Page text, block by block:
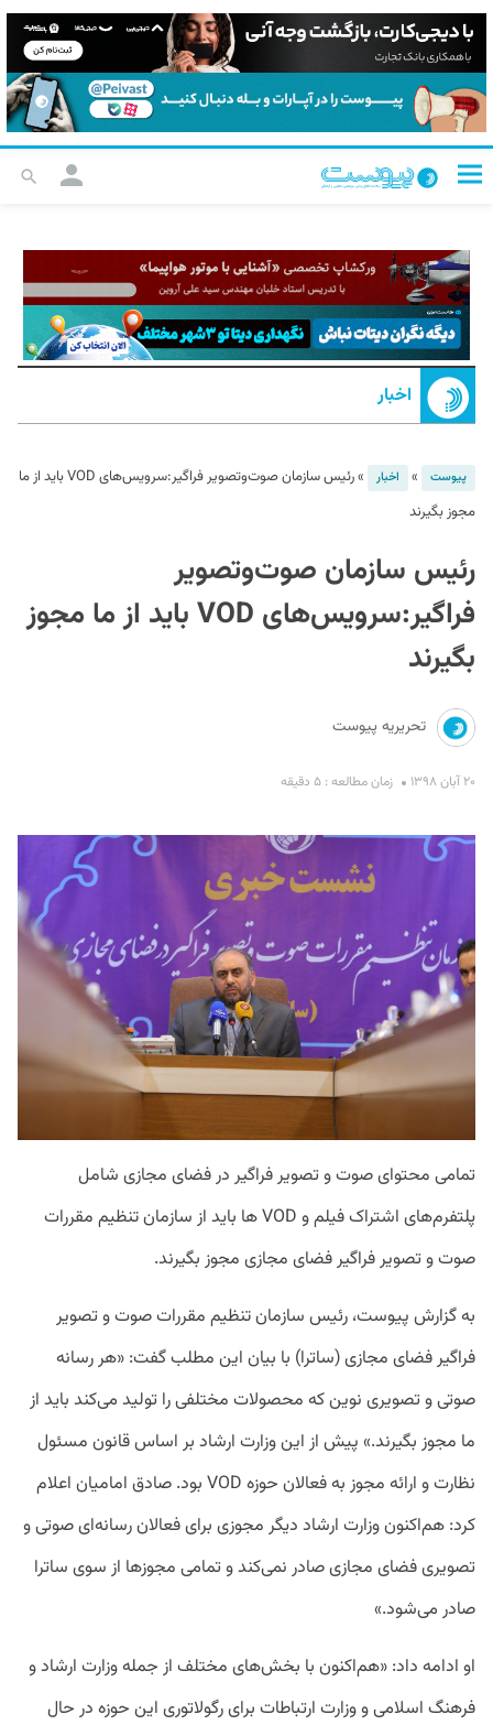
اخبار
پیوست » اخبار »
رئیس سازمان صوت‌وتصویر فراگیر:سرویس‌های VOD باید از ما
مجوز بگیرند
رئیس سازمان صوت‌وتصویر
فراگیر:سرویس‌های VOD باید از ما مجوز
بگیرند
تحریریه پیوست
۲۰ آبان ۱۳۹۸ زمان مطالعه : ۵ دقیقه
تمامی محتوای صوت و تصویر فراگیر در فضای مجازی شامل
پلتفرم‌های اشتراک فیلم و VOD ها باید از سازمان تنظیم مقررات
صوت و تصویر فراگیر فضای مجازی مجوز بگیرند.
به گزارش پیوست، رئیس سازمان تنظیم مقررات صوت و تصویر
فراگیر فضای مجازی (ساترا) با بیان این مطلب گفت: «هر رسانه
صوتی و تصویری نوین که محصولات مختلفی را تولید می‌کند باید از
ما مجوز بگیرند.» پیش از این وزارت ارشاد بر اساس قانون مسئول
نظارت و ارائه مجوز به فعالان حوزه VOD بود. صادق امامیان اعلام
کرد: هم‌اکنون وزارت ارشاد دیگر مجوزی برای فعالان رسانه‌ای صوتی و
تصویری فضای مجازی صادر نمی‌کند و تمامی مجوزها از سوی ساترا
صادر می‌شود.»
او ادامه داد: «هم‌اکنون با بخش‌های مختلف از جمله وزارت ارشاد و
فرهنگ اسلامی و وزارت ارتباطات برای رگولاتوری این حوزه در حال